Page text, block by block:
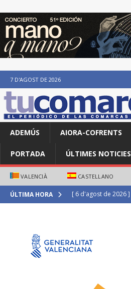
7 D'AGOST DE 2026
ADEMÚS AIORA-COFRENTS
PORTADA ÚLTIMES NOTICIES
VALENCIÀ CASTELLANO
ÚLTIMA HORA [ 6 d'agost de 2026 ]
atractius